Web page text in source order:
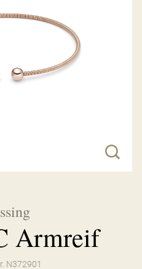
Armreif
N372901